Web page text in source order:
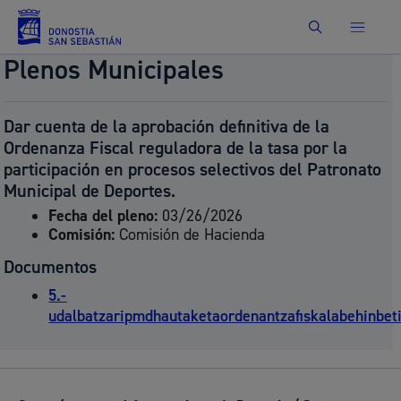
Buscar
Plenos Municipales
Dar cuenta de la aprobación definitiva de la
Ordenanza Fiscal reguladora de la tasa por la
participación en procesos selectivos del Patronato
Municipal de Deportes.
Fecha del pleno: 03/26/2026
Comisión: Comisión de Hacienda
Documentos
5.-